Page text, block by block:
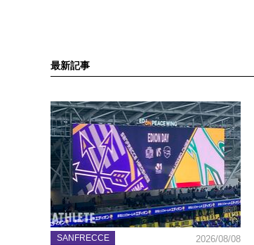
最新記事
SANFRECCE 2026/08/08